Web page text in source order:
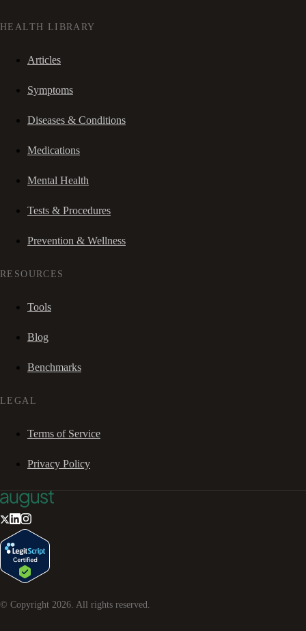
HEALTH LIBRARY
Articles
Symptoms
Diseases & Conditions
Medications
Mental Health
Tests & Procedures
Prevention & Wellness
RESOURCES
Tools
Blog
Benchmarks
LEGAL
Terms of Service
Privacy Policy
© Copyright 2026 . All rights reserved.